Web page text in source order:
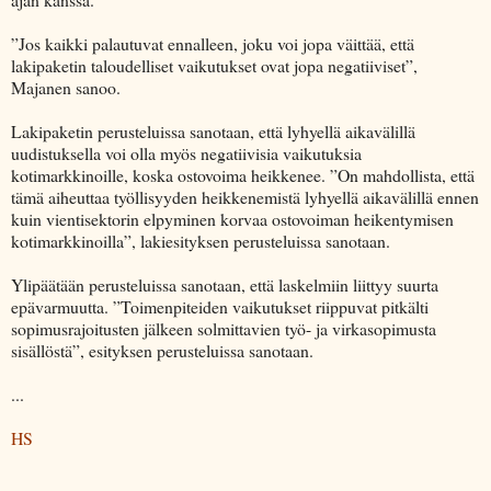
”Jos kaikki palautuvat ennalleen, joku voi jopa väittää, että
lakipaketin taloudelliset vaikutukset ovat jopa negatiiviset”,
Majanen sanoo.
Lakipaketin perusteluissa sanotaan, että lyhyellä aikavälillä
uudistuksella voi olla myös negatiivisia vaikutuksia
kotimarkkinoille, koska ostovoima heikkenee. ”On mahdollista, että
tämä aiheuttaa työllisyyden heikkenemistä lyhyellä aikavälillä ennen
kuin vientisektorin elpyminen korvaa ostovoiman heikentymisen
kotimarkkinoilla”, lakiesityksen perusteluissa sanotaan.
Ylipäätään perusteluissa sanotaan, että laskelmiin liittyy suurta
epävarmuutta. ”Toimenpiteiden vaikutukset riippuvat pitkälti
sopimusrajoitusten jälkeen solmittavien työ- ja virkasopimusta
sisällöstä”, esityksen perusteluissa sanotaan.
...
HS